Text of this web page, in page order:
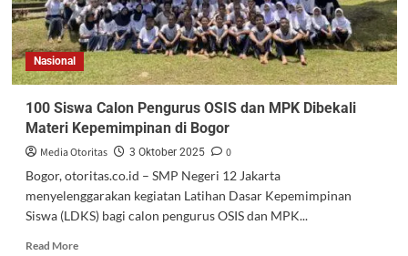
Nasional
100 Siswa Calon Pengurus OSIS dan MPK Dibekali
Materi Kepemimpinan di Bogor
Media Otoritas 3 Oktober 2025
0
Bogor, otoritas.co.id – SMP Negeri 12 Jakarta
menyelenggarakan kegiatan Latihan Dasar Kepemimpinan
Siswa (LDKS) bagi calon pengurus OSIS dan MPK...
Read More